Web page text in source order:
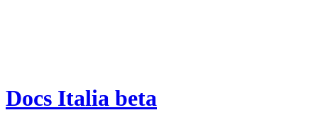
Docs Italia beta